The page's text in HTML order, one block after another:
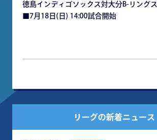
徳島インディゴソックス対大分B-リングス
■7月18日(日) 14:00試合開始
リーグの新着ニュース